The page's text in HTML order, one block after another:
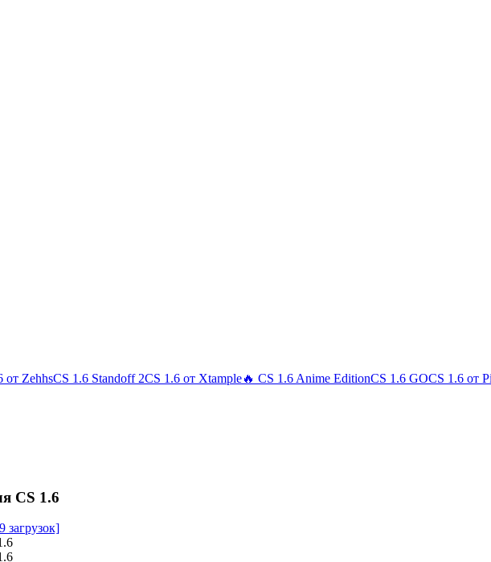
от ZehhsCS 1.6 Standoff 2CS 1.6 от Xtample🔥 CS 1.6 Anime EditionCS 1.6 GOCS 1.6 от
CS 1.6
загрузок]